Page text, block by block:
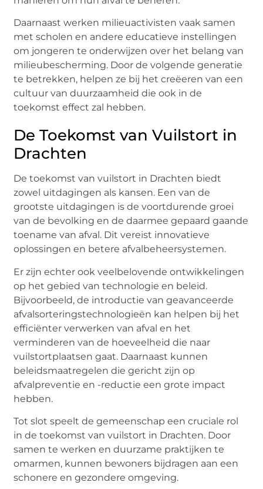
Daarnaast werken milieuactivisten vaak samen
met scholen en andere educatieve instellingen
om jongeren te onderwijzen over het belang van
milieubescherming. Door de volgende generatie
te betrekken, helpen ze bij het creëeren van een
cultuur van duurzaamheid die ook in de
toekomst effect zal hebben.
De Toekomst van Vuilstort in
Drachten
De toekomst van vuilstort in Drachten biedt
zowel uitdagingen als kansen. Een van de
grootste uitdagingen is de voortdurende groei
van de bevolking en de daarmee gepaard gaande
toename van afval. Dit vereist innovatieve
oplossingen en betere afvalbeheersystemen.
Er zijn echter ook veelbelovende ontwikkelingen
op het gebied van technologie en beleid.
Bijvoorbeeld, de introductie van geavanceerde
afvalsorteringstechnologieën kan helpen bij het
efficiënter verwerken van afval en het
verminderen van de hoeveelheid die naar
vuilstortplaatsen gaat. Daarnaast kunnen
beleidsmaatregelen die gericht zijn op
afvalpreventie en -reductie een grote impact
hebben.
Tot slot speelt de gemeenschap een cruciale rol
in de toekomst van vuilstort in Drachten. Door
samen te werken en duurzame praktijken te
omarmen, kunnen bewoners bijdragen aan een
schonere en gezondere omgeving.